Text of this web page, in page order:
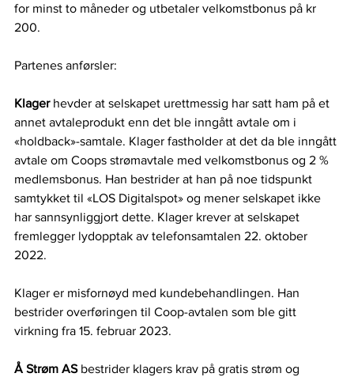
for minst to måneder og utbetaler velkomstbonus på kr
200.
Partenes anførsler:
Klager hevder at selskapet urettmessig har satt ham på et
annet avtaleprodukt enn det ble inngått avtale om i
«holdback»-samtale. Klager fastholder at det da ble inngått
avtale om Coops strømavtale med velkomstbonus og 2 %
medlemsbonus. Han bestrider at han på noe tidspunkt
samtykket til «LOS Digitalspot» og mener selskapet ikke
har sannsynliggjort dette. Klager krever at selskapet
fremlegger lydopptak av telefonsamtalen 22. oktober
2022.
Klager er misfornøyd med kundebehandlingen. Han
bestrider overføringen til Coop-avtalen som ble gitt
virkning fra 15. februar 2023.
Å Strøm AS bestrider klagers krav på gratis strøm og